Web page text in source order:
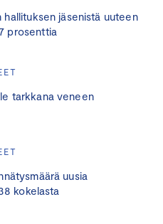
jäsenistä uuteen
prosenttia
tarkkana veneen
uusia
kokelasta